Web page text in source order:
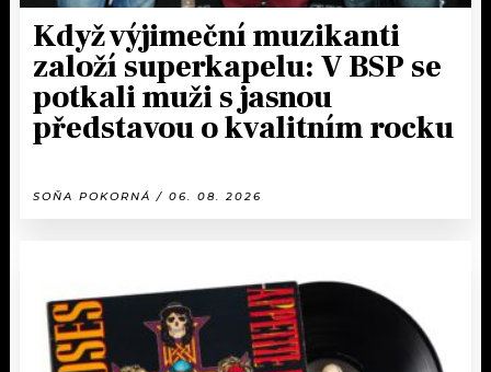
Když výjimeční muzikanti
založí superkapelu: V BSP se
potkali muži s jasnou
představou o kvalitním rocku
SOŇA POKORNÁ / 06. 08. 2026